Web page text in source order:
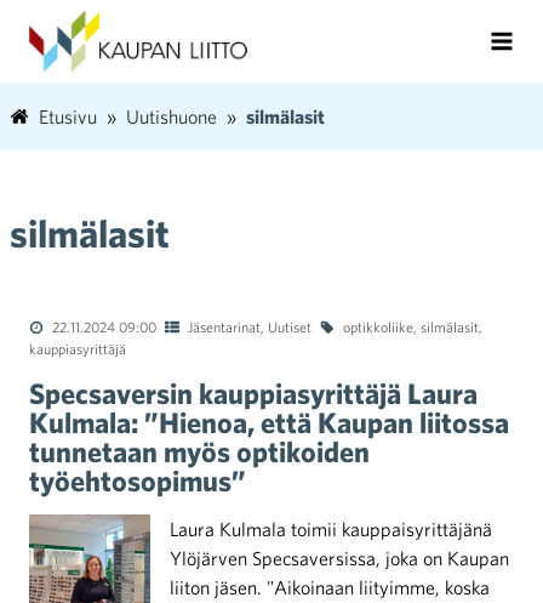
Etusivu Uutishuone silmälasit
silmälasit
22.11.2024 09:00 Jäsentarinat, Uutiset optikkoliike, silmälasit,
kauppiasyrittäjä
Specsaversin kauppiasyrittäjä Laura
Kulmala: ”Hienoa, että Kaupan liitossa
tunnetaan myös optikoiden
työehtosopimus”
Laura Kulmala toimii kauppaisyrittäjänä
Ylöjärven Specsaversissa, joka on Kaupan
liiton jäsen. "Aikoinaan liityimme, koska